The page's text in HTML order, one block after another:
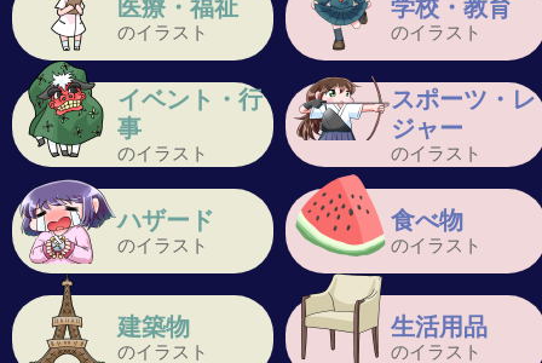
医療・福祉
のイラスト
学校・教育
のイラスト
イベント・行
事
のイラスト
スポーツ・レ
ジャー
のイラスト
ハザード
のイラスト
食べ物
のイラスト
建築物
のイラスト
生活用品
のイラスト